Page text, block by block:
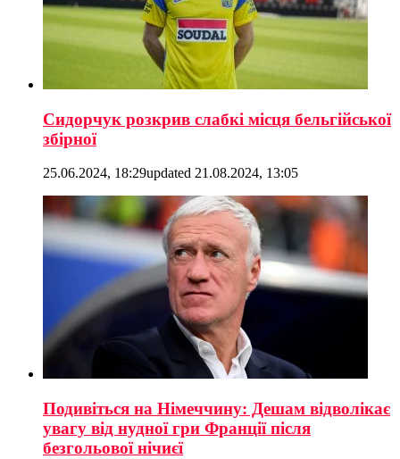
Сидорчук розкрив слабкі місця бельгійської
збірної
25.06.2024, 18:29updated 21.08.2024, 13:05
Подивіться на Німеччину: Дешам відволікає
увагу від нудної гри Франції після
безгольової нічиєї